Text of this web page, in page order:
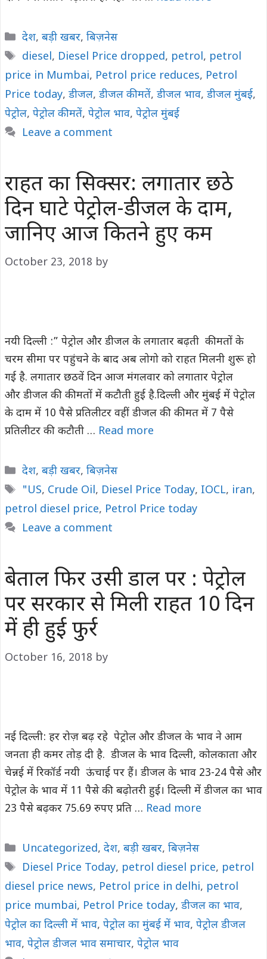
Categories
देश, बड़ी खबर, बिज़नेस
Tags
diesel, Diesel Price dropped, petrol, petrol
price in Mumbai, Petrol price reduces, Petrol
Price today, डीजल, डीजल कीमतें, डीजल भाव, डीजल मुंबई,
पेट्रोल, पेट्रोल कीमतें, पेट्रोल भाव, पेट्रोल मुंबई
Leave a comment
राहत का सिक्सर: लगातार छठे
दिन घाटे पेट्रोल-डीजल के दाम,
जानिए आज कितने हुए कम
October 23, 2018 by
नयी दिल्ली :” पेट्रोल और डीजल के लगातार बढ़ती कीमतों के
चरम सीमा पर पहुंचने के बाद अब लोगो को राहत मिलनी शुरू हो
गई है. लगातार छठवें दिन आज मंगलवार को लगातार पेट्रोल
और डीजल की कीमतों में कटौती हुई है.दिल्ली और मुंबई में पेट्रोल
के दाम में 10 पैसे प्रतिलीटर वहीं डीजल की कीमत में 7 पैसे
प्रतिलीटर की कटौती … Read more
Categories
देश, बड़ी खबर, बिज़नेस
Tags
"US, Crude Oil, Diesel Price Today, IOCL, iran,
petrol diesel price, Petrol Price today
Leave a comment
बेताल फिर उसी डाल पर : पेट्रोल
पर सरकार से मिली राहत 10 दिन
में ही हुई फुर्र
October 16, 2018 by
नई दिल्ली: हर रोज़ बढ़ रहे पेट्रोल और डीजल के भाव ने आम
जनता ही कमर तोड़ दी है. डीजल के भाव दिल्ली, कोलकाता और
चेन्नई में रिकॉर्ड नयी ऊंचाई पर हैं। डीजल के भाव 23-24 पैसे और
पेट्रोल के भाव में 11 पैसे की बढ़ोतरी हुई। दिल्ली में डीजल का भाव
23 पैसे बढ़कर 75.69 रुपए प्रति … Read more
Categories
Uncategorized, देश, बड़ी खबर, बिज़नेस
Tags
Diesel Price Today, petrol diesel price, petrol
diesel price news, Petrol price in delhi, petrol
price mumbai, Petrol Price today, डीजल का भाव,
पेट्रोल का दिल्ली में भाव, पेट्रोल का मुंबई में भाव, पेट्रोल डीजल
भाव, पेट्रोल डीजल भाव समाचार, पेट्रोल भाव